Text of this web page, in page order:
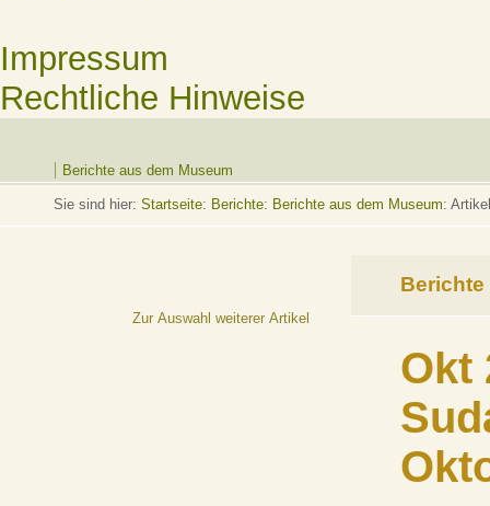
Impressum
Rechtliche Hinweise
Berichte aus dem Museum
Sie sind hier: Startseite: Berichte: Berichte aus dem Museum: Artikel
Zur Auswahl weiterer Artikel
Berichte
Okt